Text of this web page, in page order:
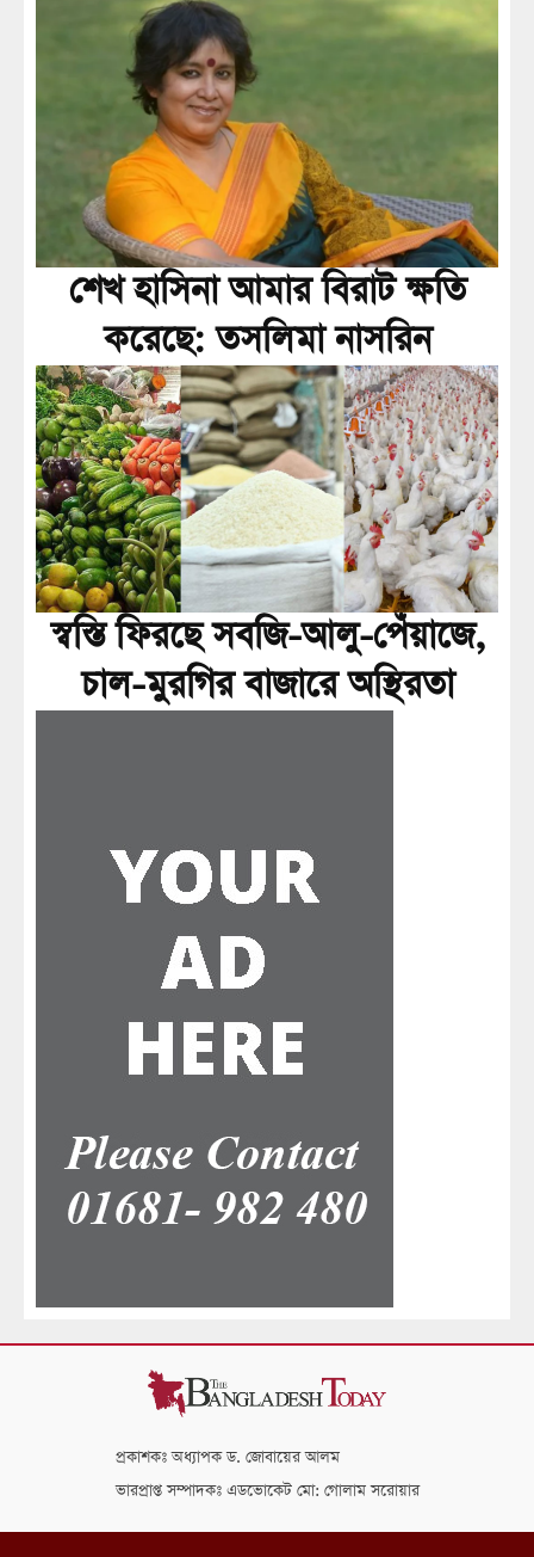
শেখ হাসিনা আমার বিরাট ক্ষতি
করেছে: তসলিমা নাসরিন
স্বস্তি ফিরছে সবজি-আলু-পেঁয়াজে,
চাল-মুরগির বাজারে অস্থিরতা
প্রকাশকঃ অধ্যাপক ড. জোবায়ের আলম
ভারপ্রাপ্ত সম্পাদকঃ এডভোকেট মো: গোলাম সরোয়ার